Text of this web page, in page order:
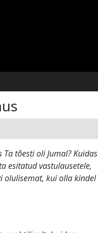
tõesti oli Jumal? Kuidas
esitatud vastulausetele,
olulisemat, kui olla kindel